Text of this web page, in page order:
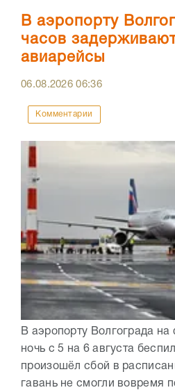
В аэропорту
часов
авиарейсы
06.08.202606:36
Комментарии
В аэропорту Волгограда
ночь с 5 на 6 августа
произошёл сбой в
гавань не смогли вовремя